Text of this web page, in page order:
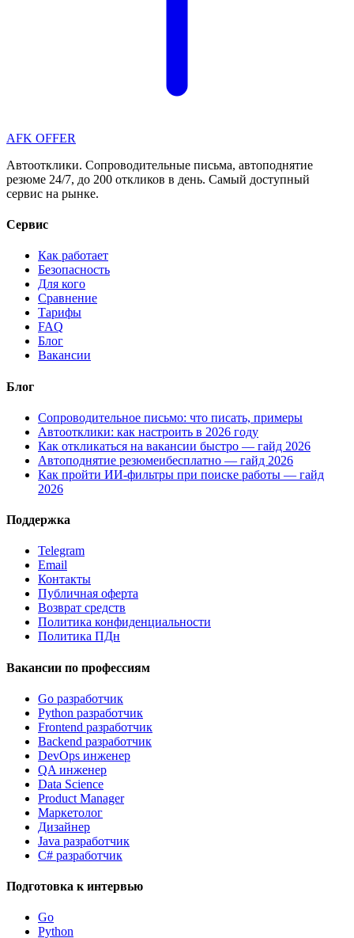
AFK OFFER
Автоотклики. Сопроводительные письма, автоподнятие
резюме 24/7, до 200 откликов в день. Самый доступный
сервис на рынке.
Сервис
Как работает
Безопасность
Для кого
Сравнение
Тарифы
FAQ
Блог
Вакансии
Блог
Сопроводительное письмо: что писать, примеры
Автоотклики: как настроить в 2026 году
Как откликаться на вакансии быстро — гайд 2026
Автоподнятие резюмеибесплатно — гайд 2026
Как пройти ИИ-фильтры при поиске работы — гайд
2026
Поддержка
Telegram
Email
Контакты
Публичная оферта
Возврат средств
Политика конфиденциальности
Политика ПДн
Вакансии по профессиям
Go разработчик
Python разработчик
Frontend разработчик
Backend разработчик
DevOps инженер
QA инженер
Data Science
Product Manager
Маркетолог
Дизайнер
Java разработчик
C# разработчик
Подготовка к интервью
Go
Python